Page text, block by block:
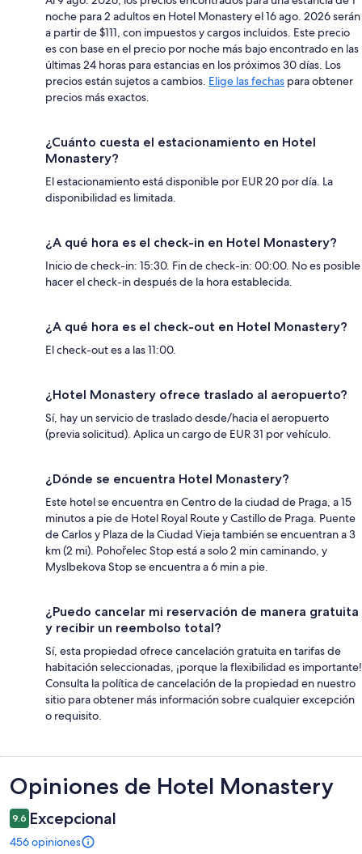
noche para 2 adultos en Hotel Monastery el 16 ago. 2026 serán
a partir de $111, con impuestos y cargos incluidos. Este precio
es con base en el precio por noche más bajo encontrado en las
últimas 24 horas para estancias en los próximos 30 días. Los
precios están sujetos a cambios. Elige las fechas para obtener
precios más exactos.
¿Cuánto cuesta el estacionamiento en Hotel
Monastery?
El estacionamiento está disponible por EUR 20 por día. La
disponibilidad es limitada.
¿A qué hora es el check-in en Hotel Monastery?
Inicio de check-in: 15:30. Fin de check-in: 00:00. No es posible
hacer el check-in después de la hora establecida.
¿A qué hora es el check-out en Hotel Monastery?
El check-out es a las 11:00.
¿Hotel Monastery ofrece traslado al aeropuerto?
Sí, hay un servicio de traslado desde/hacia el aeropuerto
(previa solicitud). Aplica un cargo de EUR 31 por vehículo.
¿Dónde se encuentra Hotel Monastery?
Este hotel se encuentra en Centro de la ciudad de Praga, a 15
minutos a pie de Hotel Royal Route y Castillo de Praga. Puente
de Carlos y Plaza de la Ciudad Vieja también se encuentran a 3
km (2 mi). Pohořelec Stop está a solo 2 min caminando, y
Myslbekova Stop se encuentra a 6 min a pie.
¿Puedo cancelar mi reservación de manera gratuita
y recibir un reembolso total?
Sí, esta propiedad ofrece cancelación gratuita en tarifas de
habitación seleccionadas, ¡porque la flexibilidad es importante!
Consulta la política de cancelación de la propiedad en nuestro
sitio para obtener más información sobre cualquier excepción
o requisito.
Opiniones
Opiniones de Hotel Monastery
9.6 Excepcional
456 opiniones